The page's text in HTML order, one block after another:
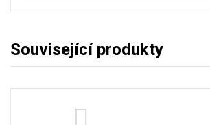
Související produkty